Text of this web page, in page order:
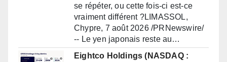
se répéter, ou cette fois-ci est-ce
vraiment différent ?LIMASSOL,
Chypre, 7 août 2026 /PRNewswire/
-- Le yen japonais reste au…
Eightco Holdings (NASDAQ :